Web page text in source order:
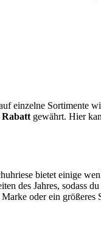
einzelne Sortimente
gewährt. Hier
bietet einige
des Jahres, sodass
oder ein